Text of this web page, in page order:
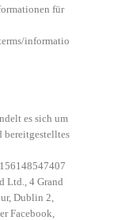
für
informatio
es sich um
bereitgestelltes
Ltd., 4 Grand
Dublin 2,
Facebook,